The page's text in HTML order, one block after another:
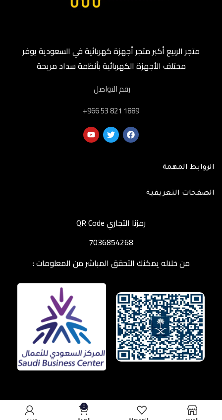
متجر الربيع أكبر متجر أجهزة كهربائية في السعودية يوفر
مختلف الأجهزة الكهربائية بأنظمة سداد مريحة
رقم التواصل
‎+966 53 821 1889
الروابط المهمة
الصفحات التعريفية
رمزنا التجاري QR Code
7036854268
من خلاله يمكنك التحقق المباشر من المعلومات :
0